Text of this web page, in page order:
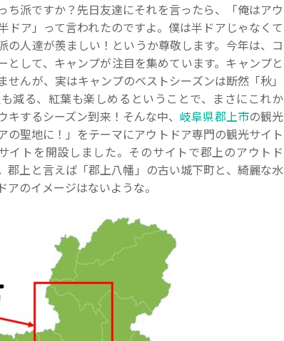
ち派ですか？先日友達にそれを言ったら、「俺はアウ
ドア」って言われたのですよ。僕は半ドアじゃなくて
の人達が羨ましい！というか尊敬します。今年は、コ
として、キャンプが注目を集めています。キャンプと
んが、実はキャンプのベストシーズンは断然「秋」
減る、紅葉も楽しめるということで、まさにこれか
キするシーズン到来！そんな中、岐阜県郡上市の観光
の聖地に！」をテーマにアウトドア専門の観光サイト
イトを開設しました。そのサイトで郡上のアウトド
郡上と言えば「郡上八幡」の古い城下町と、綺麗な水
のイメージはないような。